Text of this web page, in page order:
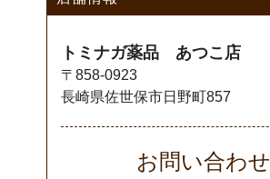
トミナガ薬品 あつこ店
〒858-0923
長崎県佐世保市日野町857
お問い合わせ